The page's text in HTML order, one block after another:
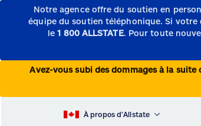
Notre agence offre du soutien en
équipe du soutien téléphonique.Si votre
le1 800 ALLSTATE. Pour toute
Avez-vous subi des dommages à la suite
À propos d’Allstate